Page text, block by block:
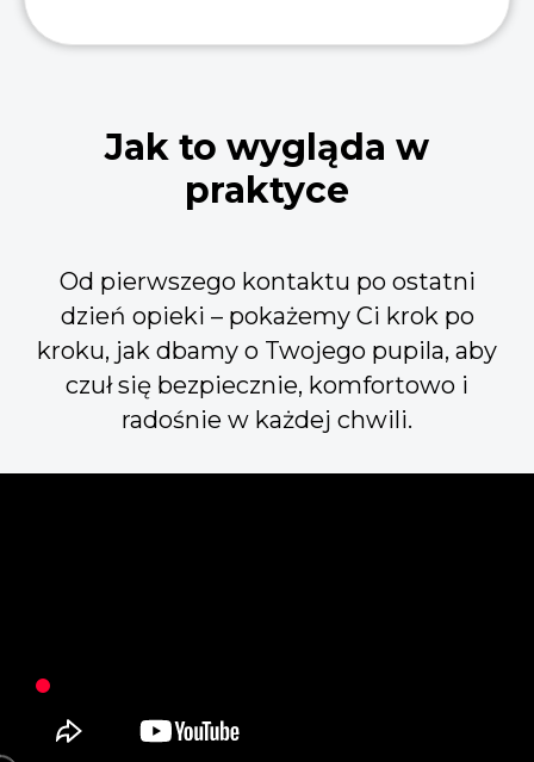
Jak to wygląda w
praktyce
Od pierwszego kontaktu po ostatni
dzień opieki – pokażemy Ci krok po
kroku, jak dbamy o Twojego pupila, aby
czuł się bezpiecznie, komfortowo i
radośnie w każdej chwili.